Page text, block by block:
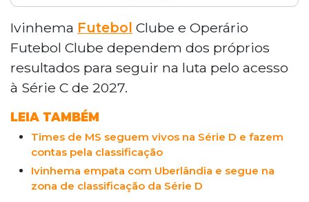
A primeira fase da Série D do Campeonato
Brasileiro termina neste domingo com
Ivinhema e Operário, representantes de Mato
Grosso do Sul, lutando pela classificação no
Grupo A11. O Ivinhema precisa apenas de um
empate contra o CRAC para avançar. Já o
Operário enfrenta o Betim e necessita da
vitória, preferencialmente por dois gols de
diferença, para não depender de outros
resultados. Os jogos ocorrem às 15 horas e
definem os clubes que seguem na disputa
pelo acesso à Série C nacional.
Ivinhema Futebol Clube e Operário
Futebol Clube dependem dos próprios
resultados para seguir na luta pelo acesso
à Série C de 2027.
LEIA TAMBÉM
Times de MS seguem vivos na Série D e fazem
contas pela classificação
Ivinhema empata com Uberlândia e segue na
zona de classificação da Série D